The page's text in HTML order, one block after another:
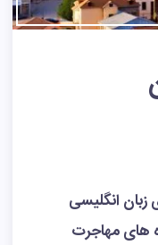
انگلیسی
های مهاجرت